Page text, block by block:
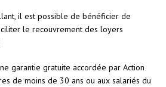
il est possible de bénéficier de
le recouvrement des loyers
garantie gratuite accordée par Action
de moins de 30 ans ou aux salariés du